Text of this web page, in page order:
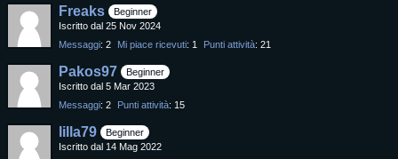
Freaks
Beginner
Iscritto dal 25 Nov 2024
Messaggi 2 Mi piace ricevuti 1 Punti attività 21
Pakos97
Beginner
Iscritto dal 5 Mar 2023
Messaggi 2 Punti attività 15
lilla79
Beginner
Iscritto dal 14 Mag 2022